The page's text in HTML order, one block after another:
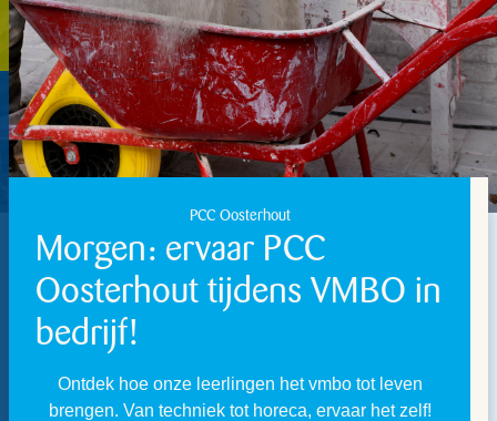
PCC Oosterhout
Morgen: ervaar PCC
Oosterhout tijdens VMBO in
bedrijf!
Ontdek hoe onze leerlingen het vmbo tot leven
brengen. Van techniek tot horeca, ervaar het zelf!